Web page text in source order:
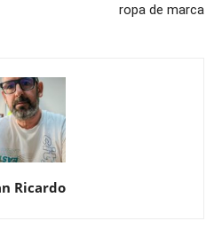
ropa de marca
Ricardo